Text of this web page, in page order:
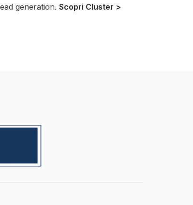
generation. Scopri Cluster >